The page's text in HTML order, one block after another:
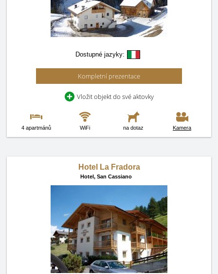
Dostupné jazyky:
Kompletní prezentace
Vložit objekt do své aktovky
4 apartmánů WiFi na dotaz Kamera
Hotel La Fradora
Hotel, San Cassiano